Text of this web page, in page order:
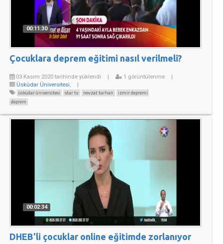
00:11:30
Çocuklara deprem eğitimi nasıl verilmeli?
03 Kasım 2020 tarihinde yüklendi | 1 görüntülenme
|
Üsküdar Üniversitesi, |
üsküdar üniversitesi star tv nevzat tarhan
izmir depremi
deprem
00:02:34
DHEB'li çocuklar online eğitimde zorlanıyor